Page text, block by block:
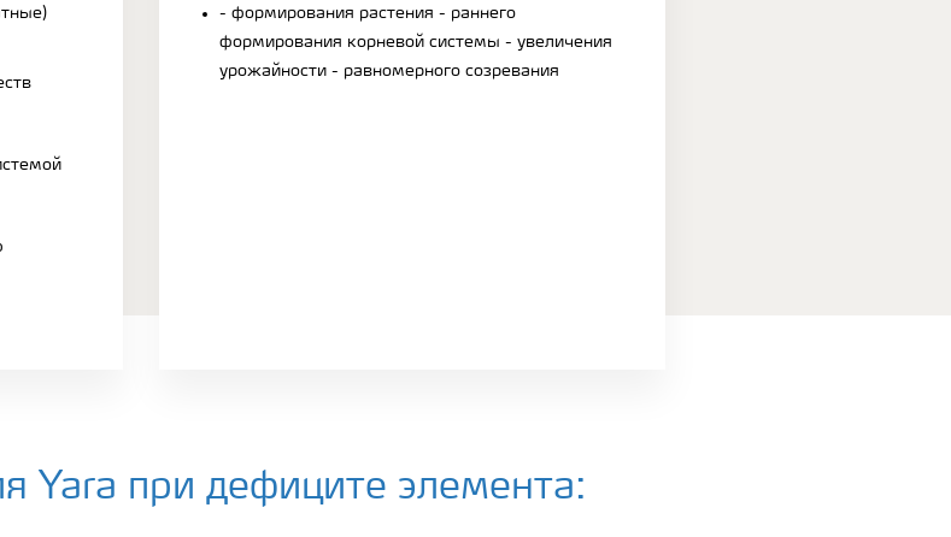
- формирования растения - раннего
формирования корневой системы - увеличения
урожайности - равномерного созревания
Yara при дефиците элемента: